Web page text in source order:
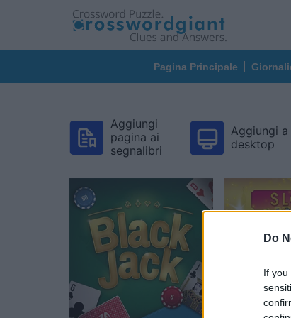
Do
If
Pagina Principale
Aggiungi
pagina ai
segnalibri
Aggiungi a
desktop